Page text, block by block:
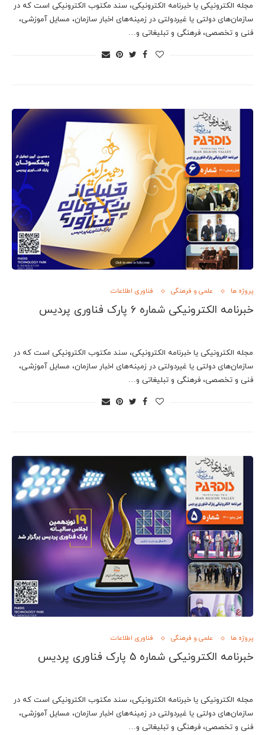
مجله الکترونیکی یا خبرنامه الکترونیکی، سند مکتوب الکترونیکی است که در
سازمان‌های دولتی یا غیردولتی در زمینه‌های اخبار سازمان، مسایل آموزشی،
فنی و تخصصی، فرهنگی و تبلیغاتی و…
پروژه ها علمی و فرهنگی فناوری اطلاعات
خبرنامه الکترونیکی شماره 6 پارک فناوری پردیس
مجله الکترونیکی یا خبرنامه الکترونیکی، سند مکتوب الکترونیکی است که در
سازمان‌های دولتی یا غیردولتی در زمینه‌های اخبار سازمان، مسایل آموزشی،
فنی و تخصصی، فرهنگی و تبلیغاتی و…
پروژه ها علمی و فرهنگی فناوری اطلاعات
خبرنامه الکترونیکی شماره 5 پارک فناوری پردیس
مجله الکترونیکی یا خبرنامه الکترونیکی، سند مکتوب الکترونیکی است که در
سازمان‌های دولتی یا غیردولتی در زمینه‌های اخبار سازمان، مسایل آموزشی،
فنی و تخصصی، فرهنگی و تبلیغاتی و…